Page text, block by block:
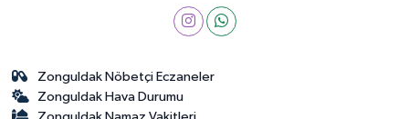
Zonguldak Nöbetçi Eczaneler
Zonguldak Hava Durumu